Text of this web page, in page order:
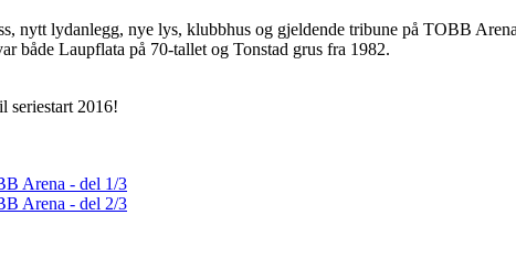
nytt lydanlegg, nye lys, klubbhus og gjeldende tribune på TOBB
både Laupflata på 70-tallet og Tonstad grus fra 1982.
seriestart 2016!
Arena - del 1/3
Arena - del 2/3